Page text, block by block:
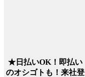
★日払いOK！即払い
のオシゴトも！来社登